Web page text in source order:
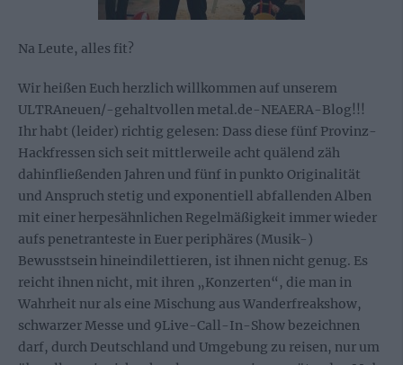
Na Leute, alles fit?
Wir heißen Euch herzlich willkommen auf unserem
ULTRAneuen/-gehaltvollen metal.de-NEAERA-Blog!!!
Ihr habt (leider) richtig gelesen: Dass diese fünf Provinz-
Hackfressen sich seit mittlerweile acht quälend zäh
dahinfließenden Jahren und fünf in punkto Originalität
und Anspruch stetig und exponentiell abfallenden Alben
mit einer herpesähnlichen Regelmäßigkeit immer wieder
aufs penetranteste in Euer periphäres (Musik-)
Bewusstsein hineindilettieren, ist ihnen nicht genug. Es
reicht ihnen nicht, mit ihren „Konzerten“, die man in
Wahrheit nur als eine Mischung aus Wanderfreakshow,
schwarzer Messe und 9Live-Call-In-Show bezeichnen
darf, durch Deutschland und Umgebung zu reisen, nur um